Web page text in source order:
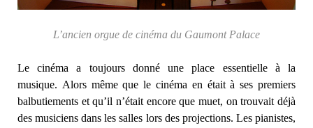
L’ancien orgue de cinéma du Gaumont Palace
Le cinéma a toujours donné une place essentielle à la
musique. Alors même que le cinéma en était à ses premiers
balbutiements et qu’il n’était encore que muet, on trouvait déjà
des musiciens dans les salles lors des projections. Les pianistes,